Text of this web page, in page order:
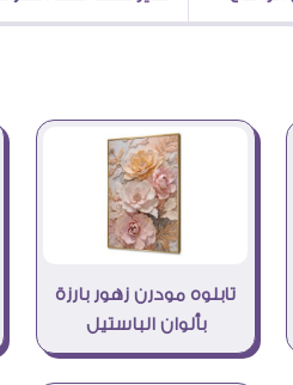
تابلوه مودرن زهور بارزة
بألوان الباستيل